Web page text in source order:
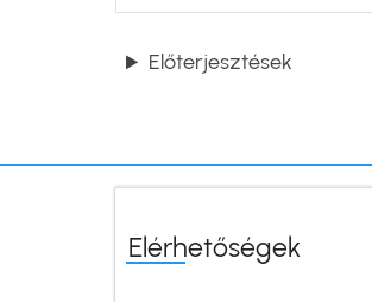
Előterjesztések
Elérhetőségek